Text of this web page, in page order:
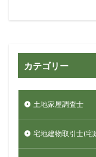
カテゴリー
土地家屋調査士
宅地建物取引士(宅